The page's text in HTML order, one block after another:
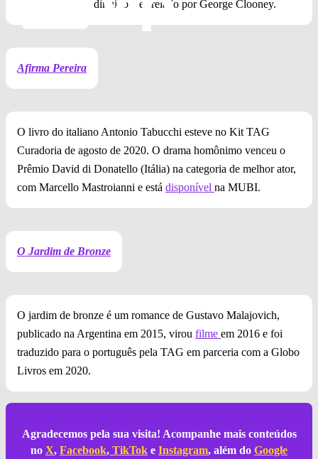
filme homônimo dirigido e estrelado por George Clooney.
Afirma Pereira
O livro do italiano Antonio Tabucchi esteve no Kit TAG
Curadoria de agosto de 2020. O drama homônimo venceu o
Prêmio David di Donatello (Itália) na categoria de melhor ator,
com Marcello Mastroianni e está disponível na MUBI.
O Jardim de Bronze
O jardim de bronze é um romance de Gustavo Malajovich,
publicado na Argentina em 2015, virou filme em 2016 e foi
traduzido para o português pela TAG em parceria com a Globo
Livros em 2020.
Agradecemos pela sua visita! Acompanhe mais conteúdos
no X, Facebook, TikTok e Instagram, além do Google